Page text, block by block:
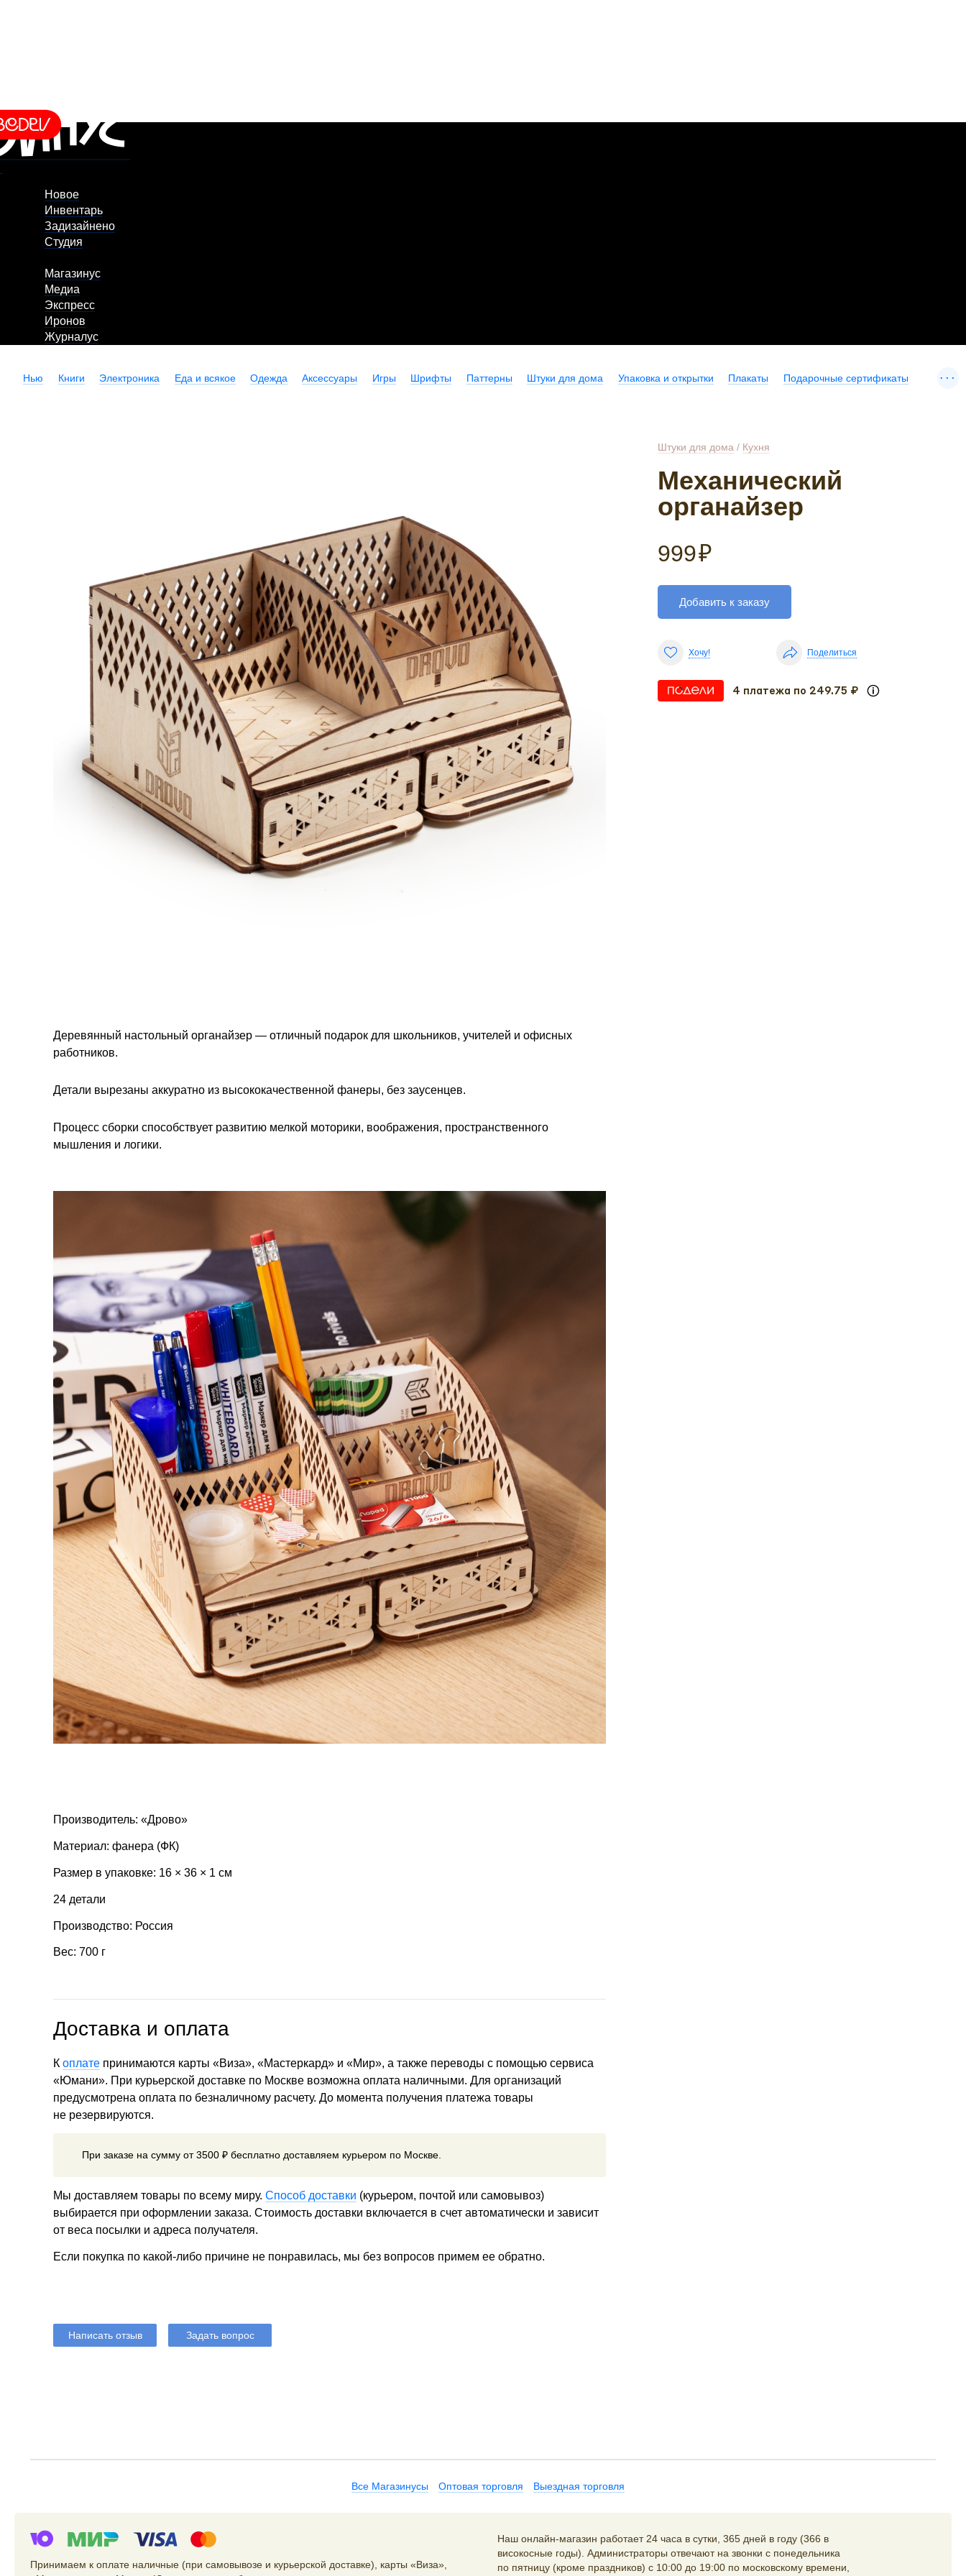
Новое
Инвентарь
Задизайнено
Студия
Магазинус
Медиа
Экспресс
Иронов
Журналус
Нью Книги Электроника Еда и всякое Одежда Аксессуары Игры Шрифты Паттерны Штуки для дома Упаковка и открытки Плакаты Подарочные сертификаты ...
Штуки для дома / Кухня
Механический
органайзер
999₽
Добавить к заказу
Хочу! Поделиться
4 платежа по 249.75 ₽
Деревянный настольный органайзер — отличный подарок для школьников, учителей и офисных
работников.
Детали вырезаны аккуратно из высококачественной фанеры, без заусенцев.
Процесс сборки способствует развитию мелкой моторики, воображения, пространственного
мышления и логики.
Производитель: «Дрово»
Материал: фанера (ФК)
Размер в упаковке: 16 × 36 × 1 см
24 детали
Производство: Россия
Вес: 700 г
Доставка и оплата
К оплате принимаются карты «Виза», «Мастеркард» и «Мир», а также переводы с помощью сервиса
«Юмани». При курьерской доставке по Москве возможна оплата наличными. Для организаций
предусмотрена оплата по безналичному расчету. До момента получения платежа товары
не резервируются.
При заказе на сумму от 3500 ₽ бесплатно доставляем курьером по Москве.
Мы доставляем товары по всему миру. Способ доставки (курьером, почтой или самовывоз)
выбирается при оформлении заказа. Стоимость доставки включается в счет автоматически и зависит
от веса посылки и адреса получателя.
Если покупка по какой-либо причине не понравилась, мы без вопросов примем ее обратно.
Написать отзыв Задать вопрос
Все Магазинусы Оптовая торговля Выездная торговля
Принимаем к оплате наличные (при самовывозе и курьерской доставке), карты «Виза»,
Наш онлайн-магазин работает 24 часа в сутки, 365 дней в году (366 в
високосные годы). Администраторы отвечают на звонки с понедельника
по пятницу (кроме праздников) с 10:00 до 19:00 по московскому времени,